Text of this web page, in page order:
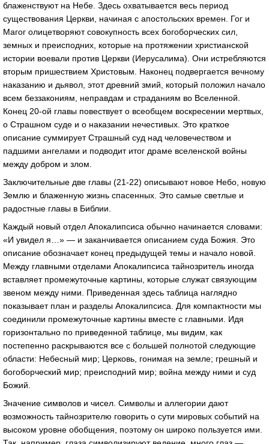
блаженствуют на Небе. Здесь охватывается весь период
существования Церкви, начиная с апостольских времен. Гог и
Магог олицетворяют совокупность всех богоборческих сил,
земных и преисподних, которые на протяжении христианской
истории воевали против Церкви (Иерусалима). Они истребляются
вторым пришествием Христовым. Наконец подвергается вечному
наказанию и дьявол, этот древний змий, который положил начало
всем беззакониям, неправдам и страданиям во Вселенной.
Конец 20-ой главы повествует о всеобщем воскресении мертвых,
о Страшном суде и о наказании нечестивых. Это краткое
описание суммирует Страшный суд над человечеством и
падшими ангелами и подводит итог драме вселенской войны
между добром и злом.
Заключительные две главы (21-22) описывают новое Небо, новую
Землю и блаженную жизнь спасенных. Это самые светлые и
радостные главы в Библии.
Каждый новый отдел Апокалипсиса обычно начинается словами:
«И увидел я…» — и заканчивается описанием суда Божия. Это
описание обозначает конец предыдущей темы и начало новой.
Между главными отделами Апокалипсиса тайнозритель иногда
вставляет промежуточные картины, которые служат связующим
звеном между ними. Приведенная здесь таблица наглядно
показывает план и разделы Апокалипсиса. Для компактности мы
соединили промежуточные картины вместе с главными. Идя
горизонтально по приведенной таблице, мы видим, как
постепенно раскрываются все с большей полнотой следующие
области: Небесный мир; Церковь, гонимая на земле; грешный и
богоборческий мир; преисподний мир; война между ними и суд
Божий.
Значение символов и чисел. Символы и аллегории дают
возможность тайнозрителю говорить о сути мировых событий на
высоком уровне обобщения, поэтому он широко пользуется ими.